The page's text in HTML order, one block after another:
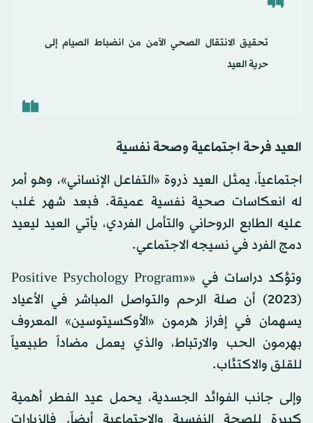
تحقيق الانتقال الصحي الآمن من انضباط الصيام إلى
حرية العيد
العيد فرحة اجتماعية وصحة نفسية
اجتماعياً، يمثل العيد ذروة «التفاعل الإنساني»، وهو أمر
له انعكاسات صحية نفسية عميقة. فبعد شهر غلب
عليه الطابع الروحاني والتأمل الفردي، يأتي العيد ليعيد
دمج الفرد في نسيجه الاجتماعي.
وتؤكد دراسات في «Positive Psychology Program»
(2023) أن صلة الرحم والتواصل المباشر في الأعياد
يسهمان في إفراز هرمون «الأوكسيتوسين» المعروف
بهرمون الحب والارتباط، والذي يعمل مضاداً طبيعياً
للقلق والاكتئاب.
وإلى جانب الفوائد الجسدية، يحمل عيد الفطر أهمية